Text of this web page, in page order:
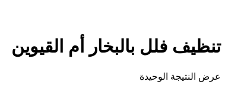
تنظيف فلل بالبخار أم القيوين
عرض النتيجة الوحيدة